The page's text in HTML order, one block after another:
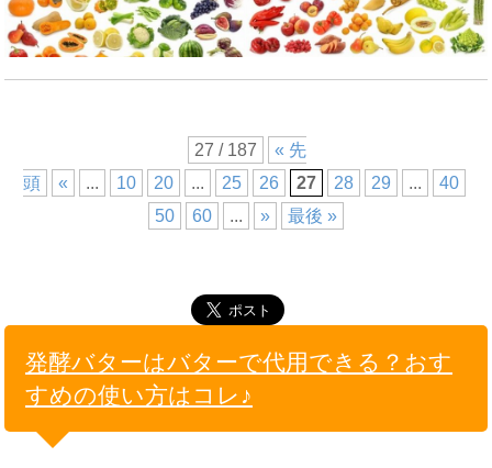
27 / 187
« 先
頭
« ... 10 20 ... 25 26 27 28 29 ...
40
50
60 ... » 最後 »
発酵バターはバターで代用できる？おす
すめの使い方はコレ♪